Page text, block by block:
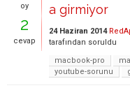
oy
2
cevap
a girmiyor
24 Haziran 2014
tarafından soruldu
macbook-pro
youtube-sorunu